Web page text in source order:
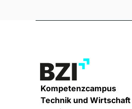
Kompetenzcampus
Technik und Wirtschaft